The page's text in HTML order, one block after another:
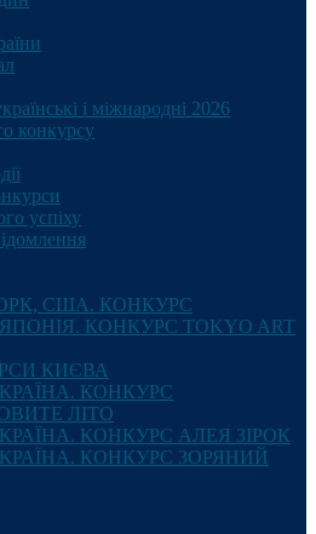
і міжнародні 2026
конкурсу
успіху
США. КОНКУРС
КОНКУРС TOKYO ART
КИЄВА
КОНКУРС
ЛІТО
КОНКУРС АЛЕЯ ЗІРОК
КОНКУРС ЗОРЯНИЙ